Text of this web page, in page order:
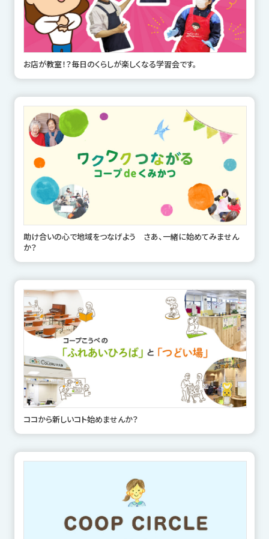
お店が教室！？毎日のくらしが楽しくなる学習会です。
助け合いの心で地域をつなげよう さあ、一緒に始めてみません
か？
ココから新しいコト始めませんか？